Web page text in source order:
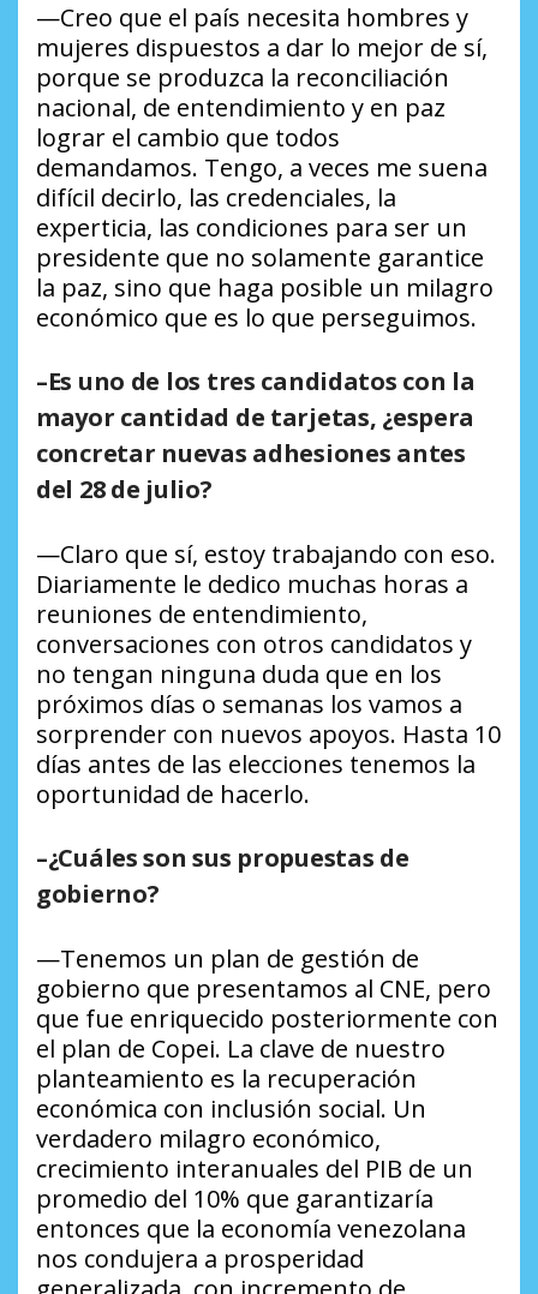
—Creo que el país necesita hombres y
mujeres dispuestos a dar lo mejor de sí,
porque se produzca la reconciliación
nacional, de entendimiento y en paz
lograr el cambio que todos
demandamos. Tengo, a veces me suena
difícil decirlo, las credenciales, la
experticia, las condiciones para ser un
presidente que no solamente garantice
la paz, sino que haga posible un milagro
económico que es lo que perseguimos.
–Es uno de los tres candidatos con la
mayor cantidad de tarjetas, ¿espera
concretar nuevas adhesiones antes
del 28 de julio?
—Claro que sí, estoy trabajando con eso.
Diariamente le dedico muchas horas a
reuniones de entendimiento,
conversaciones con otros candidatos y
no tengan ninguna duda que en los
próximos días o semanas los vamos a
sorprender con nuevos apoyos. Hasta 10
días antes de las elecciones tenemos la
oportunidad de hacerlo.
–¿Cuáles son sus propuestas de
gobierno?
—Tenemos un plan de gestión de
gobierno que presentamos al CNE, pero
que fue enriquecido posteriormente con
el plan de Copei. La clave de nuestro
planteamiento es la recuperación
económica con inclusión social. Un
verdadero milagro económico,
crecimiento interanuales del PIB de un
promedio del 10% que garantizaría
entonces que la economía venezolana
nos condujera a prosperidad